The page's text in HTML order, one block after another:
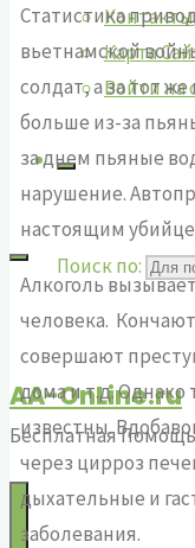
Контакты
Карта
Войти на
Поиск по:
AA-OnLine.ru
Бесплатная Помощь
Статистика
вьетнамской
солдат, а за тот
больше из-за
за днем пьяные
нарушение.
настоящим
Алкоголь
человека.
совершают
дома и т.д. Однако
известны.
через цирроз
дыхательные и
заболевания.